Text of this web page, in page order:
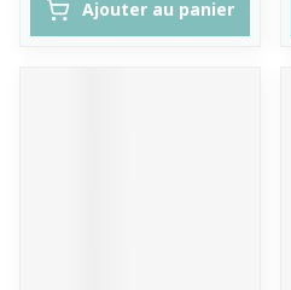
Ajouter au panier